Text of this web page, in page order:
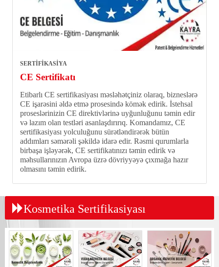
SERTİFİKASİYA
CE Sertifikatı
Etibarlı CE sertifikasiyası məsləhətçiniz olaraq, bizneslərə
CE işarəsini əldə etmə prosesində kömək edirik. İstehsal
proseslərinizin CE direktivlərinə uyğunluğunu təmin edir
və lazım olan testləri asanlaşdırırıq. Komandamız, CE
sertifikasiyası yolculuğunu sürətləndirərək bütün
addımları səmərəli şəkildə idarə edir. Rəsmi qurumlarla
birbaşa işləyərək, CE sertifikatınızı təmin edirik və
məhsullarınızın Avropa üzrə dövriyyəyə çıxmağa hazır
olmasını təmin edirik.
Kosmetika Sertifikasiyası